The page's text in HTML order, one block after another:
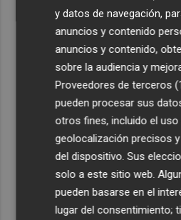
y datos de navegación,
anuncios y contenido
anuncios y contenido,
sobre la audiencia y
Proveedores de terceros
pueden procesar sus
otros fines, incluido el
geolocalización precisos
del dispositivo. Sus
solo a este sitio web.
pueden basarse en el
lugar del consentimiento;